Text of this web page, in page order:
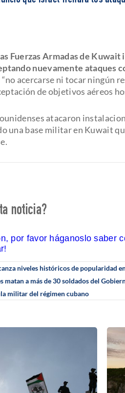
Fuerzas Armadas de Kuwait
nuevamente ataques
acercarse ni tocar ningún
de objetivos aéreos
atacaron
una base militar en Kuwait
noticia?
por favor háganoslo saber
niveles históricos de popularidad
a más de 30 soldados del
militar del régimen cubano